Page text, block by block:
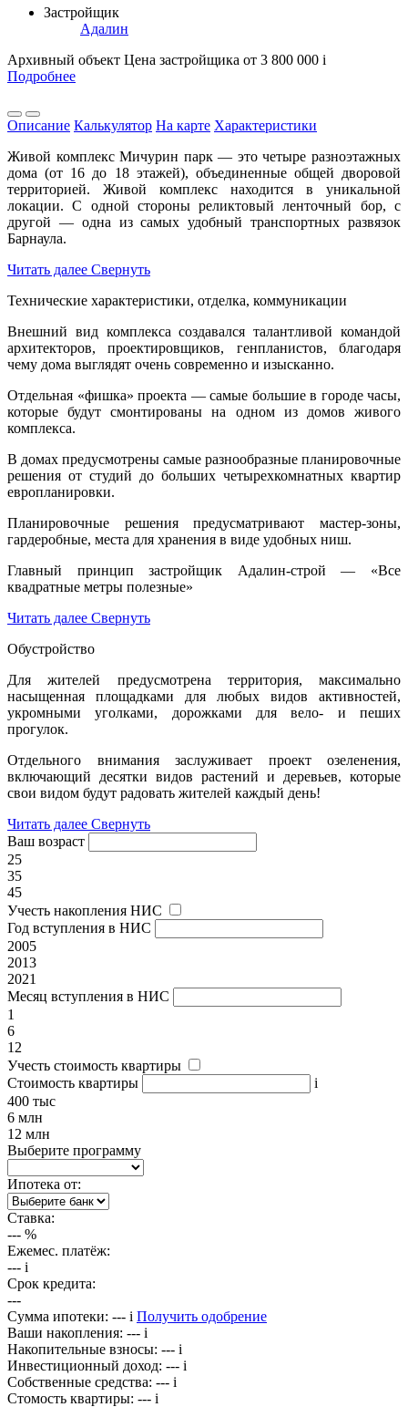
Застройщик
Адалин
Архивный объект Цена застройщика от 3 800 000 i
Подробнее
Описание Калькулятор На карте Характеристики
Живой комплекс Мичурин парк — это четыре разноэтажных
дома (от 16 до 18 этажей), объединенные общей дворовой
территорией. Живой комплекс находится в уникальной
локации. С одной стороны реликтовый ленточный бор, с
другой — одна из самых удобный транспортных развязок
Барнаула.
Читать далее Свернуть
Технические характеристики, отделка, коммуникации
Внешний вид комплекса создавался талантливой командой
архитекторов, проектировщиков, генпланистов, благодаря
чему дома выглядят очень современно и изысканно.
Отдельная «фишка» проекта — самые большие в городе часы,
которые будут смонтированы на одном из домов живого
комплекса.
В домах предусмотрены самые разнообразные планировочные
решения от студий до больших четырехкомнатных квартир
европланировки.
Планировочные решения предусматривают мастер-зоны,
гардеробные, места для хранения в виде удобных ниш.
Главный принцип застройщик Адалин-строй — «Все
квадратные метры полезные»
Читать далее Свернуть
Обустройство
Для жителей предусмотрена территория, максимально
насыщенная площадками для любых видов активностей,
укромными уголками, дорожками для вело- и пеших
прогулок.
Отдельного внимания заслуживает проект озеленения,
включающий десятки видов растений и деревьев, которые
свои видом будут радовать жителей каждый день!
Читать далее Свернуть
Ваш возраст
25
35
45
Учесть накопления НИС
Год вступления в НИС
2005
2013
2021
Месяц вступления в НИС
1
6
12
Учесть стоимость квартиры
Стоимость квартиры
i
400 тыс
6 млн
12 млн
Выберите программу
Ипотека от:
Ставка:
--- %
Ежемес. платёж:
--- i
Срок кредита:
---
Сумма ипотеки: --- i Получить одобрение
Ваши накопления: --- i
Накопительные взносы: --- i
Инвестиционный доход: --- i
Собственные средства: --- i
Стомость квартиры: --- i